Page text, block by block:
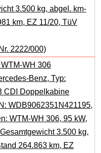
3.500 kg, abgel. km-
km, EZ 11/20, TüV
2222/000)
WH 306
Benz, Typ:
CDI Doppelkabine
WDB9062351N421195,
WTM-WH 306, 95 kW,
3.500 kg,
264.863 km, EZ